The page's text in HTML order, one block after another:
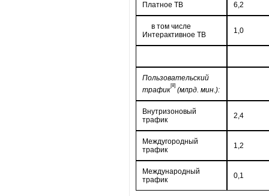
Платное ТВ 6,2
в том числе
Интерактивное ТВ
1,0
Пользовательский
трафик
[8]
(млрд. мин.):
Внутризоновый
трафик
2,4
Междугородный
трафик
1,2
Международный
трафик
0,1